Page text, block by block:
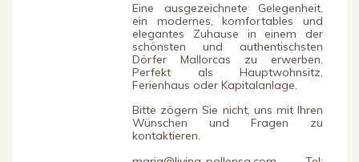
Eine ausgezeichnete Gelegenheit,
ein modernes, komfortables und
elegantes Zuhause in einem der
schönsten und authentischsten
Dörfer Mallorcas zu erwerben.
Perfekt als Hauptwohnsitz,
Ferienhaus oder Kapitalanlage.
Bitte zögern Sie nicht, uns mit Ihren
Wünschen und Fragen zu
kontaktieren.